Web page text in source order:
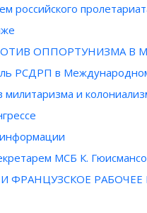
российского
ОППОРТУНИЗМА
РСДРП в
и
МСБ К.
ФРАНЦУЗСКОЕ